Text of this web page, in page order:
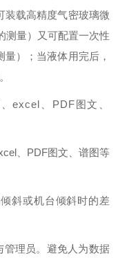
装载高精度气密玻璃微
测量）又可配置一次性
）；当液体用完后，
excel、PDF图文、
、PDF图文、谱图等
斜或机台倾斜时的差
管理员。避免人为数据